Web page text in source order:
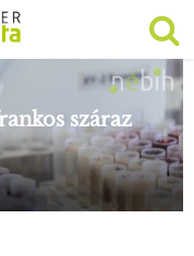
száraz